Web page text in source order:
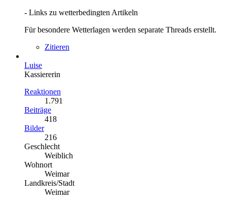
- Links zu wetterbedingten Artikeln
Für besondere Wetterlagen werden separate Threads erstellt.
Zitieren
Luise
Kassiererin
Reaktionen
1.791
Beiträge
418
Bilder
216
Geschlecht
Weiblich
Wohnort
Weimar
Landkreis/Stadt
Weimar